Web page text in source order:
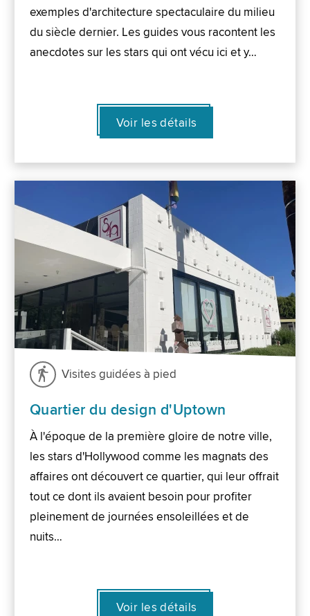
exemples d'architecture spectaculaire du milieu
du siècle dernier. Les guides vous racontent les
anecdotes sur les stars qui ont vécu ici et y…
Voir les détails
Visites guidées à pied
Quartier du design d'Uptown
À l'époque de la première gloire de notre ville,
les stars d'Hollywood comme les magnats des
affaires ont découvert ce quartier, qui leur offrait
tout ce dont ils avaient besoin pour profiter
pleinement de journées ensoleillées et de
nuits…
Voir les détails